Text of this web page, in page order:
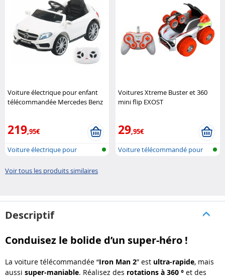
Voiture électrique pour enfant
télécommandée Mercedes Benz
219,95€
Voiture électrique pour
Voitures Xtreme Buster et 360
mini flip EXOST
29,95€
Voiture télécommandé pour
Voir tous les produits similaires
Descriptif
Conduisez le bolide d’un super-héro !
La voiture télécommandée “Iron Man 2” est ultra-rapide, mais
aussi super-maniable. Réalisez des rotations à 360 ° et des